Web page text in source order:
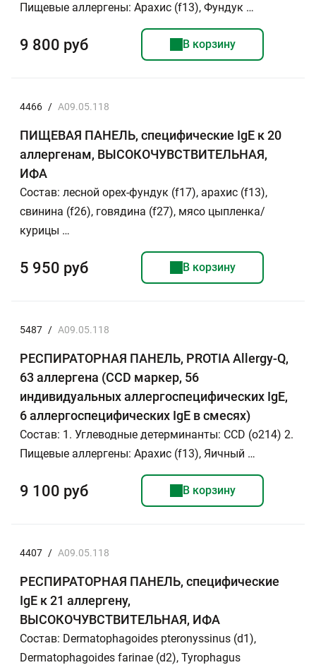
Пищевые аллергены: Арахис (f13), Фундук …
9 800 руб В корзину
4466 / A09.05.118
ПИЩЕВАЯ ПАНЕЛЬ, специфические IgE к 20
аллергенам, ВЫСОКОЧУВСТВИТЕЛЬНАЯ,
ИФА
Состав: лесной орех-фундук (f17), арахис (f13),
свинина (f26), говядина (f27), мясо цыпленка/
курицы …
5 950 руб В корзину
5487 / A09.05.118
РЕСПИРАТОРНАЯ ПАНЕЛЬ, PROTIA Allergy-Q,
63 аллергена (CCD маркер, 56
индивидуальных аллергоспецифических IgE,
6 аллергоспецифических IgE в смесях)
Состав: 1. Углеводные детерминанты: CCD (o214) 2.
Пищевые аллергены: Арахис (f13), Яичный …
9 100 руб В корзину
4407 / A09.05.118
РЕСПИРАТОРНАЯ ПАНЕЛЬ, специфические
IgE к 21 аллергену,
ВЫСОКОЧУВСТВИТЕЛЬНАЯ, ИФА
Состав: Dermatophagoides pteronyssinus (d1),
Dermatophagoides farinae (d2), Tyrophagus